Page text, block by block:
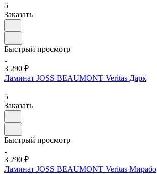
5
Заказать
Быстрый просмотр
3 290 ₽
Ламинат JOSS BEAUMONT Veritas Дарк
5
Заказать
Быстрый просмотр
3 290 ₽
Ламинат JOSS BEAUMONT Veritas Мирабо